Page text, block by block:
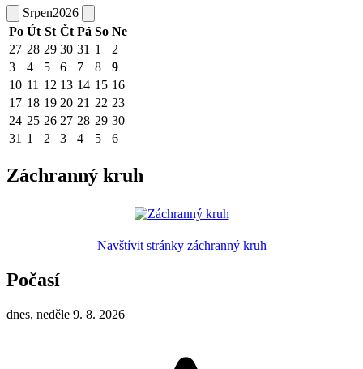
Srpen2026
Po Út St Čt Pá So Ne
27 28 29 30 31 1
2
3
4 5 6 7 8
9
10 11 12 13 14 15 16
17 18 19 20 21 22 23
24 25 26 27 28 29 30
31 1 2 3 4 5 6
Záchranný kruh
Navštívit stránky záchranný kruh
Počasí
dnes, neděle 9. 8. 2026